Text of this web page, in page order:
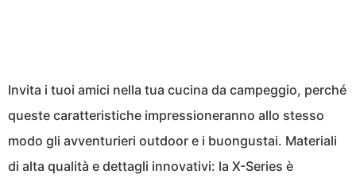
Invita i tuoi amici nella tua cucina da campeggio, perché
queste caratteristiche impressioneranno allo stesso
modo gli avventurieri outdoor e i buongustai. Materiali
di alta qualità e dettagli innovativi: la X-Series è